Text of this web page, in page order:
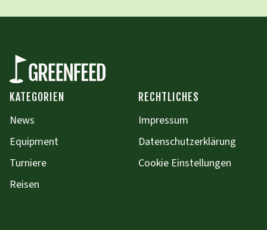
KATEGORIEN
News
Equipment
Turniere
Reisen
RECHTLICHES
Impressum
Datenschutzerklärung
Cookie Einstellungen